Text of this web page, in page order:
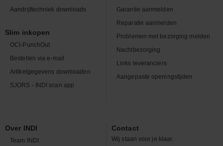
Aandrijftechniek downloads
Slim inkopen
OCI-PunchOut
Bestellen via e-mail
Artikelgegevens downloaden
SJORS - INDI scan app
Garantie aanmelden
Reparatie aanmelden
Problemen met bezorging melden
Nachtbezorging
Links leveranciers
Aangepaste openingstijden
Over INDI
Team INDI
Contact
Wij staan voor je klaar.